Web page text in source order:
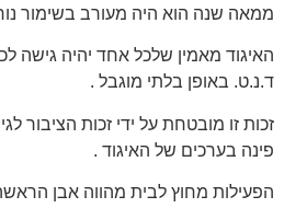
ממאה שנה הוא היה מעורב בשימור
האיגוד מאמין שלכל אחד יהיה גישה
ד.נ.ט. באופן בלתי מוגבל .
זכות זו מובטחת על ידי זכות הציבור
פינה בערכים של האיגוד .
הפעילות מחוץ לבית מהווה אבן